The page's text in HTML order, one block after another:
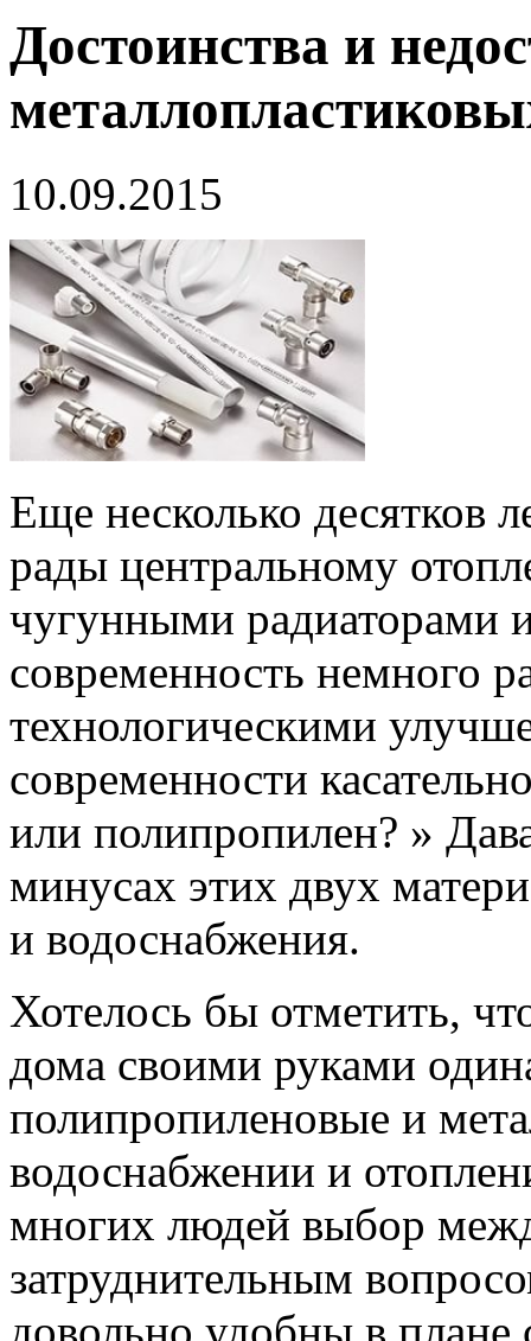
Достоинства и
10.09.2015
Еще несколько десятков
рады центральному
чугунными радиаторами
современность немного
технологическими
современности
или полипропилен? »
минусах этих двух
и водоснабжения.
Хотелось бы отметить,
дома своими руками
полипропиленовые и
водоснабжении и
многих людей выбор
затруднительным
довольно удобны в плане